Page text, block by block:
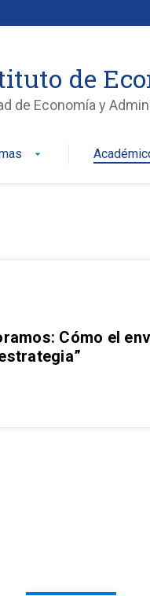
de
de Economía y
arrow_drop_down
Cómo el